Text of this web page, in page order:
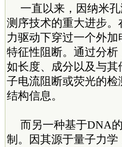
一直以来，因纳米
测序技术的重大进步
力驱动下穿过一个外
特征性阻断。通过分
如长度、成分以及与
子电流阻断或荧光的
结构信息。
而另一种基于DNA
制。因其源于量子力